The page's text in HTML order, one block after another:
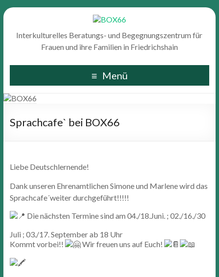
Interkulturelles Beratungs- und Begegnungszentrum für
Frauen und ihre Familien in Friedrichshain
Menü
Sprachcafe` bei BOX66
Liebe Deutschlernende!
Dank unseren Ehrenamtlichen Simone und Marlene wird das
Sprachcafe´weiter durchgeführt!!!!!
Die nächsten Termine sind am 04./18.Juni. ; 02./16./30
Juli ; 03./17. September ab 18 Uhr
Kommt vorbei!!
Wir freuen uns auf Euch!